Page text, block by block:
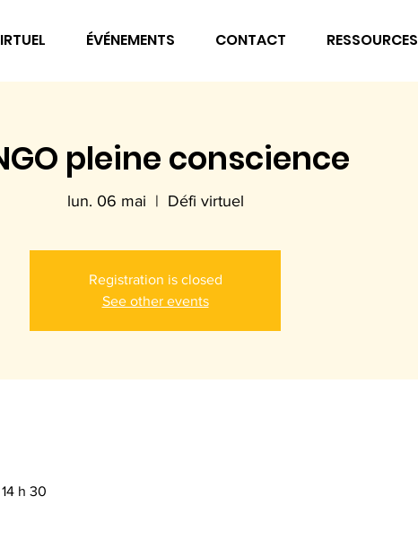
ÉVÉNEMENTS CONTACT RESSOURCES
pleine conscience
lun. 06 mai
  |
Défi virtuel
Registration is closed
See other events
h 30